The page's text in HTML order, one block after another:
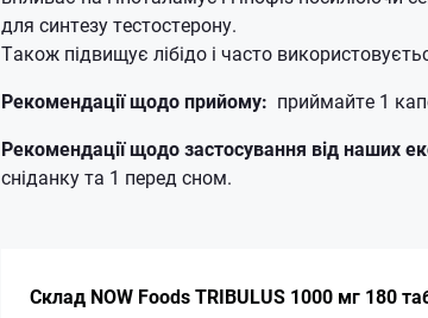
для синтезу тестостерону.
Також підвищує лібідо і часто
Рекомендації щодо прийому: приймайте 1
Рекомендації щодо застосування від наших
сніданку та 1 перед сном.
Склад NOW Foods TRIBULUS 1000 мг 180